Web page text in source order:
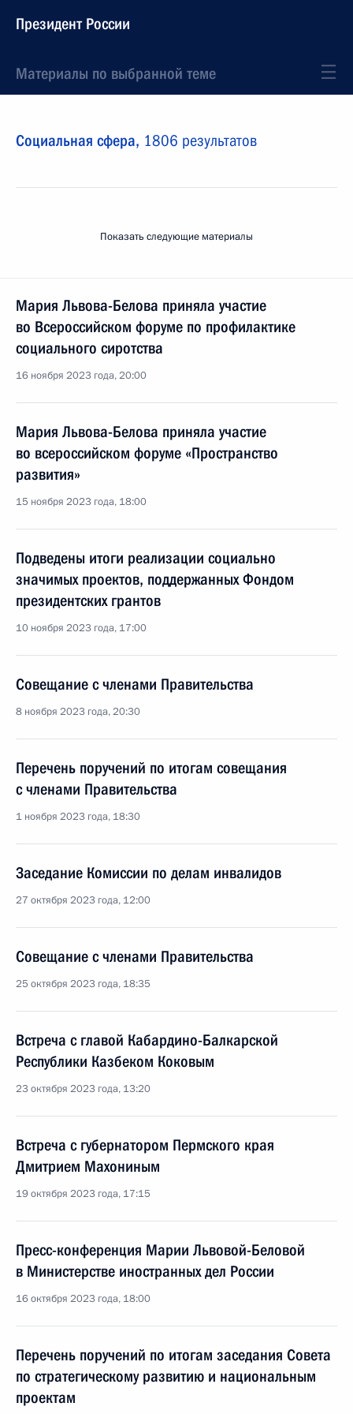
Президент России
Материалы по выбранной теме
Социальная сфера, 1806 результатов
Показать следующие материалы
Мария Львова-Белова приняла участие
во Всероссийском форуме по профилактике
социального сиротства
16 ноября 2023 года, 20:00
Мария Львова-Белова приняла участие
во всероссийском форуме «Пространство
развития»
15 ноября 2023 года, 18:00
Подведены итоги реализации социально
значимых проектов, поддержанных Фондом
президентских грантов
10 ноября 2023 года, 17:00
Совещание с членами Правительства
8 ноября 2023 года, 20:30
Перечень поручений по итогам совещания
с членами Правительства
1 ноября 2023 года, 18:30
Заседание Комиссии по делам инвалидов
27 октября 2023 года, 12:00
Совещание с членами Правительства
25 октября 2023 года, 18:35
Встреча с главой Кабардино-Балкарской
Республики Казбеком Коковым
23 октября 2023 года, 13:20
Встреча с губернатором Пермского края
Дмитрием Махониным
19 октября 2023 года, 17:15
Пресс-конференция Марии Львовой-Беловой
в Министерстве иностранных дел России
16 октября 2023 года, 18:00
Перечень поручений по итогам заседания Совета
по стратегическому развитию и национальным
проектам